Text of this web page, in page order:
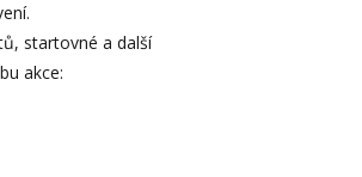
startovné a další
akce: